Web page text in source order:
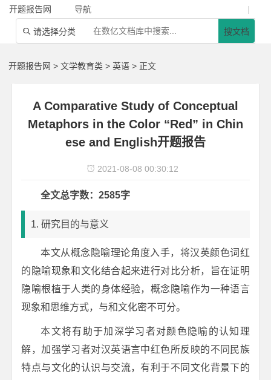
开题报告网 导航 |
 请选择分类 搜文档
开题报告网 >文学教育类 >英语 > 正文
A Comparative Study of Conceptual
Metaphors in the Color “Red” in Chin
ese and English开题报告
 2021-08-08 00:30:12
全文总字数：2585字
1. 研究目的与意义
本文从概念隐喻理论角度入手，将汉英颜色词红
的隐喻现象和文化结合起来进行对比分析，旨在证明
隐喻根植于人类的身体经验，概念隐喻作为一种语言
现象和思维方式，与和文化密不可分。
本文将有助于加深学习者对颜色隐喻的认知理
解，加强学习者对汉英语言中红色所反映的不同民族
特点与文化的认识与交流，有利于不同文化背景下的